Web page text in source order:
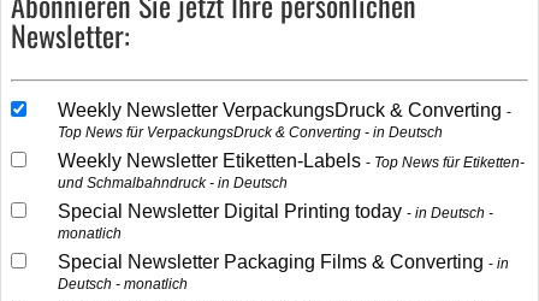
Newsletter:
Weekly Newsletter VerpackungsDruck & Converting
Top News für VerpackungsDruck & Converting - in Deutsch
Weekly Newsletter Etiketten-Labels
Top News für Etiketten-
und Schmalbahndruck - in Deutsch
Special Newsletter Digital Printing today
in Deutsch -
monatlich
Special Newsletter Packaging Films & Converting
in
Deutsch - monatlich